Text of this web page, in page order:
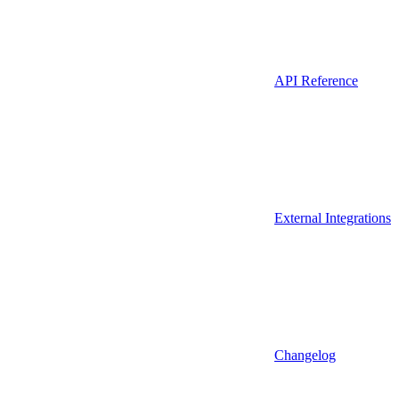
API Reference
External Integrations
Changelog